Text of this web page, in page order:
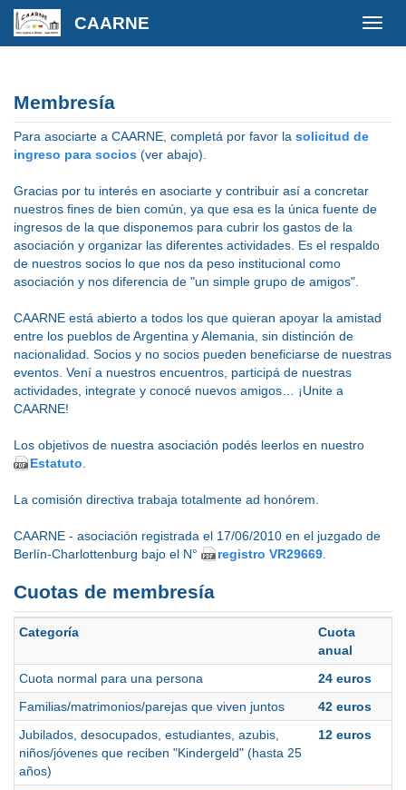
CAARNE
Membresía
Para asociarte a CAARNE, completá por favor la solicitud de
ingreso para socios (ver abajo).
Gracias por tu interés en asociarte y contribuir así a concretar
nuestros fines de bien común, ya que esa es la única fuente de
ingresos de la que disponemos para cubrir los gastos de la
asociación y organizar las diferentes actividades. Es el respaldo
de nuestros socios lo que nos da peso institucional como
asociación y nos diferencia de "un simple grupo de amigos".
CAARNE está abierto a todos los que quieran apoyar la amistad
entre los pueblos de Argentina y Alemania, sin distinción de
nacionalidad. Socios y no socios pueden beneficiarse de nuestras
eventos. Vení a nuestros encuentros, participá de nuestras
actividades, integrate y conocé nuevos amigos… ¡Unite a
CAARNE!
Los objetivos de nuestra asociación podés leerlos en nuestro
Estatuto
La comisión directiva trabaja totalmente ad honórem.
CAARNE - asociación registrada el 17/06/2010 en el juzgado de
Berlín-Charlottenburg bajo el N°
registro VR29669
Cuotas de membresía
Categoría
Cuota
anual
Cuota normal para una persona
24 euros
Familias/matrimonios/parejas que viven juntos
42 euros
Jubilados, desocupados, estudiantes, azubis,
niños/jóvenes que reciben "Kindergeld" (hasta 25
años)
12 euros